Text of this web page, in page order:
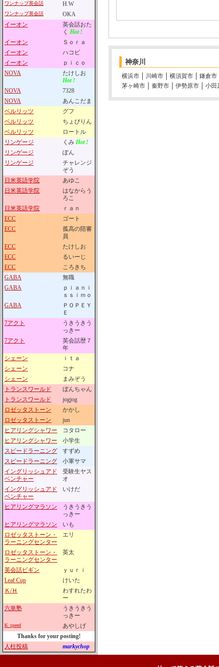
ワンナップ英会話 H.W
ワンナップ英会話
OKA
イーオン
英会話おた
く Hot !
イーオン
Ｓｏｒａ
イーオン
ハコビ
イーオン
ｐｉｃｏ
NOVA
たけしお
Hot !
NOVA
7328
NOVA
あんこだま
ベルリッツ
グフ
ベルリッツ
ちょびりん
ベルリッツ
ロートル
リンゲージ
くみ Hot !
リンゲージ
ぽん
リンゲージ
チャレンジ
ぞう
日米英語学院
あゆこ
日米英語学院
はなからう
ろこ
日米英語学院
ｒａｎ
ECC
ゴート
ECC
孤高の陪審
員
ECC
たけしお
ECC
るいーじ
ECC
ころきち
GABA
無職
GABA
ｐｉａｎｉ
ｓｓｉｍｏ
GABA
ＰＯＰＥＹ
Ｅ
7アクト
うきうきう
っきー
7アクト
英会話歴７
年
シェーン
ｉｔａ
シェーン
コナ
シェーン
まみぞう
トランスワールド
ぼんちゃん
トランスワールド
jogjog
ロゼッタストーン
かかし
ロゼッタストーン
jun
ヒアリングシャワー
コタロー
ヒアリングシャワー
小学生
スピードラーニング
すずめ
スピードラーニング
小軍サマ
イングリッシュアド
ベンチャー
受験生ヤス
オ
イングリッシュアド
ベンチャー
いけだ
ヒアリングマラソン
うきうきう
っきー
ヒアリングマラソン
いも
ロゼッタストーン・
ラーニングセンター
エリ
ロゼッタストーン・
ラーニングセンター
英太
英会話ビギン
ｙｕｒｉ
Leaf Cup
けいた
Ｋ/Ｈ
わすれたわ
ー
六単塾
うきうきう
っきー
K_speed
あやしげ
Thanks for your posting!
人柱投稿
markychop
神奈川
横浜市 川崎市 横須賀市
鎌倉市
茅ヶ崎市
秦野市 伊勢原市 小田